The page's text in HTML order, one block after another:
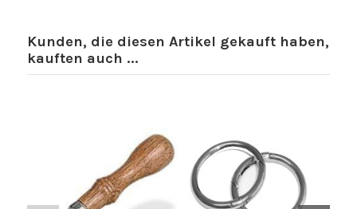
Kunden, die diesen Artikel gekauft haben,
kauften auch ...